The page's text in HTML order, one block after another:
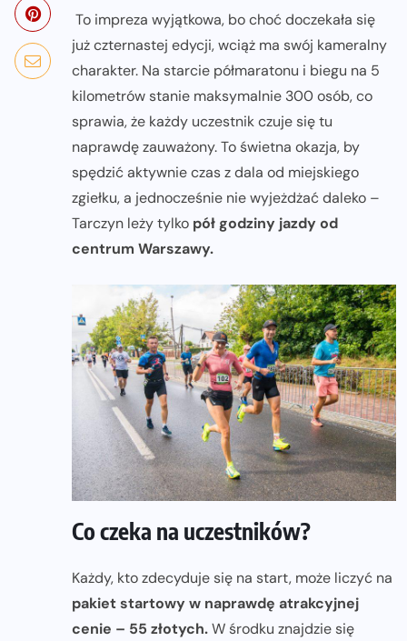
To impreza wyjątkowa, bo choć doczekała się
już czternastej edycji, wciąż ma swój kameralny
charakter. Na starcie półmaratonu i biegu na 5
kilometrów stanie maksymalnie 300 osób, co
sprawia, że każdy uczestnik czuje się tu
naprawdę zauważony. To świetna okazja, by
spędzić aktywnie czas z dala od miejskiego
zgiełku, a jednocześnie nie wyjeżdżać daleko –
Tarczyn leży tylko pół godziny jazdy od
centrum Warszawy.
Co czeka na uczestników?
Każdy, kto zdecyduje się na start, może liczyć na
pakiet startowy w naprawdę atrakcyjnej
cenie – 55 złotych.W środku znajdzie się